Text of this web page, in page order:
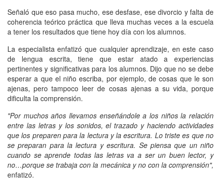
Señaló que eso pasa mucho, ese desfase, ese divorcio y falta de
coherencia teórico práctica que lleva muchas veces a la escuela
a tener los resultados que tiene hoy día con los alumnos.
La especialista enfatizó que cualquier aprendizaje, en este caso
de lengua escrita, tiene que estar atado a experiencias
pertinentes y significativas para los alumnos. Dijo que no se debe
esperar a que el niño escriba, por ejemplo, de cosas que le son
ajenas, pero tampoco leer de cosas ajenas a su vida, porque
dificulta la comprensión.
"Por muchos años llevamos enseñándole a los niños la relación
entre las letras y los sonidos, el trazado y haciendo actividades
que los preparen para la lectura y la escritura. Lo triste es que no
se preparan para la lectura y escritura. Se piensa que un niño
cuando se aprende todas las letras va a ser un buen lector, y
no…porque se trabaja con la mecánica y no con la comprensión",
enfatizó.